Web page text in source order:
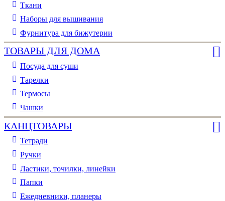
Ткани
Наборы для вышивания
Фурнитура для бижутерии
ТОВАРЫ ДЛЯ ДОМА
Посуда для суши
Тарелки
Термосы
Чашки
КАНЦТОВАРЫ
Тетради
Ручки
Ластики, точилки, линейки
Папки
Ежедневники, планеры